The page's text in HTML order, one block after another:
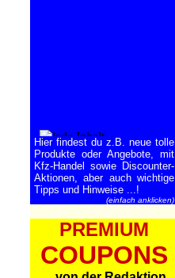
Hier findest du z.B. neue tolle
Produkte oder Angebote, mit
Kfz-Handel sowie Discounter-
Aktionen, aber auch wichtige
Tipps und Hinweise ...!
(einfach anklicken)
PREMIUM
COUPONS